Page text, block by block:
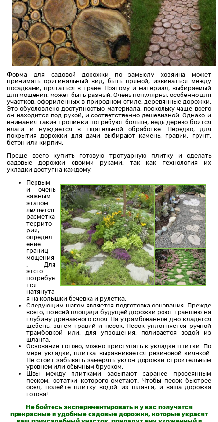
Форма для садовой дорожки по замыслу хозяина может
принимать оригинальный вид, быть прямой, извиваться между
посадками, прятаться в траве. Поэтому и материал, выбираемый
для мощения, может быть разный. Очень популярны, особенно для
участков, оформленных в природном стиле, деревянные дорожки.
Это обусловлено доступностью материала, поскольку чаще всего
он находится под рукой, и соответственно дешевизной. Однако и
внимания такие тропинки потребуют больше, ведь дерево боится
влаги и нуждается в тщательной обработке. Нередко, для
покрытия дорожки для дачи выбирают камень, гравий, грунт,
бетон или кирпич.
Проще всего купить готовую тротуарную плитку и сделать
садовые дорожки своими руками, так как технология их
укладки доступна каждому.
Первым
и очень
важным
этапом
является
разметка
террито
рии,
определ
ение
границ
мощения
. Для
этого
потребуе
тся
натянута
я на колышки бечевка и рулетка.
Следующим шагом является подготовка основания. Прежде
всего, по всей площади будущей дорожки роют траншею на
глубину дренажного слоя. На утрамбованное дно кладется
щебень, затем гравий и песок. Песок уплотняется ручной
трамбовкой или, для упрощения, поливается водой из
шланга.
Основание готово, можно приступать к укладке плитки. По
мере укладки, плитка выравнивается резиновой киянкой.
Не стоит забывать замерять уклон дорожки строительным
уровнем или обычным бруском.
Швы между плитками засыпают заранее просеянным
песком, остатки которого сметают. Чтобы песок быстрее
осел, полейте плитку водой из шланга, и ваша дорожка
готова!
Не бойтесь экспериментировать и у вас получатся
прекрасные и удобные садовые дорожки, которые украсят